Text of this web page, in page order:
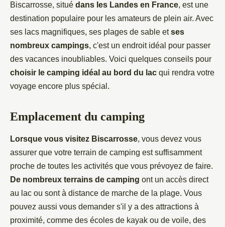
Biscarrosse, situé dans les Landes en France, est une
destination populaire pour les amateurs de plein air. Avec
ses lacs magnifiques, ses plages de sable etses
nombreux campings, c'est un endroit idéal pour passer
des vacances inoubliables. Voici quelques conseils pour
choisir le camping idéal au bord du lac qui rendra votre
voyage encore plus spécial.
Emplacement du camping
Lorsque vous visitez Biscarrosse, vous devez vous
assurer que votre terrain de camping est suffisamment
proche de toutes les activités que vous prévoyez de faire.
De nombreux terrains de camping ont un accès direct
au lac ou sont à distance de marche de la plage. Vous
pouvez aussi vous demander s'il y a des attractions à
proximité, comme des écoles de kayak ou de voile, des